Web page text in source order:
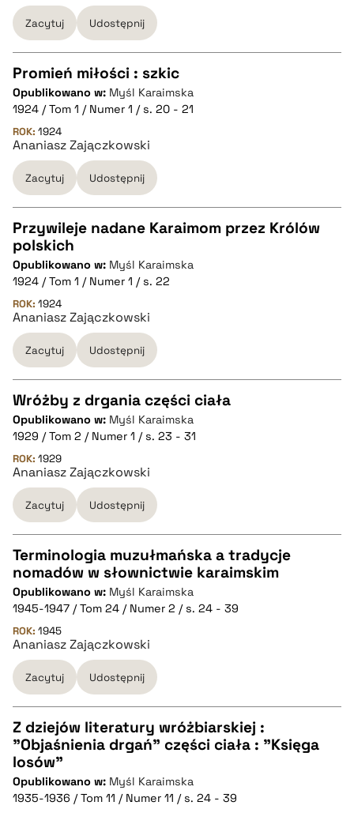
BIBTEX
pobierz cytat
Zacytuj Udostępnij
CZYSTY TEKST
pobierz cytat
BIBTEX
pobierz cytat
Promień miłości : szkic
Opublikowano w: Myśl Karaimska
1924 / Tom 1 / Numer 1 / s. 20 - 21
ROK: 1924
Ananiasz Zajączkowski
Zacytuj Udostępnij
CZYSTY TEKST
pobierz cytat
BIBTEX
pobierz cytat
Przywileje nadane Karaimom przez Królów
polskich
Opublikowano w: Myśl Karaimska
1924 / Tom 1 / Numer 1 / s. 22
ROK: 1924
Ananiasz Zajączkowski
Zacytuj Udostępnij
CZYSTY TEKST
pobierz cytat
BIBTEX
pobierz cytat
Wróżby z drgania części ciała
Opublikowano w: Myśl Karaimska
1929 / Tom 2 / Numer 1 / s. 23 - 31
ROK: 1929
Ananiasz Zajączkowski
Zacytuj Udostępnij
CZYSTY TEKST
pobierz cytat
BIBTEX
pobierz cytat
Terminologia muzułmańska a tradycje
nomadów w słownictwie karaimskim
Opublikowano w: Myśl Karaimska
1945-1947 / Tom 24 / Numer 2 / s. 24 - 39
ROK: 1945
Ananiasz Zajączkowski
Zacytuj Udostępnij
CZYSTY TEKST
pobierz cytat
Z dziejów literatury wróżbiarskiej :
"Objaśnienia drgań" części ciała : "Księga
losów"
Opublikowano w: Myśl Karaimska
1935-1936 / Tom 11 / Numer 11 / s. 24 - 39